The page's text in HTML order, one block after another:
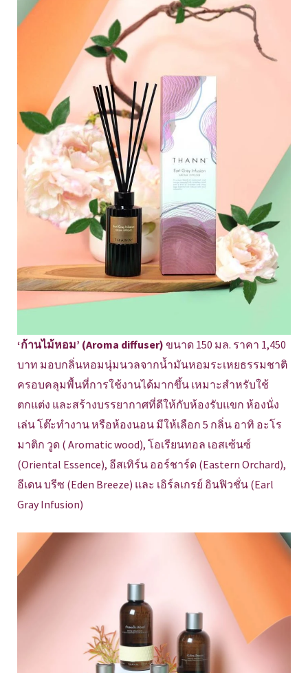
‘ก้านไม้หอม’ (Aroma diffuser) ขนาด 150 มล. ราคา 1,450
บาท มอบกลิ่นหอมนุ่มนวลจากน้ำมันหอมระเหยธรรมชาติ
ครอบคลุมพื้นที่การใช้งานได้มากขึ้น เหมาะสำหรับใช้
ตกแต่ง และสร้างบรรยากาศที่ดีให้กับห้องรับแขก ห้องนั่ง
เล่น โต๊ะทำงาน หรือห้องนอน มีให้เลือก 5 กลิ่น อาทิ อะโร
มาติก วูด ( Aromatic wood), โอเรียนทอล เอสเซ้นซ์
(Oriental Essence), อีสเทิร์น ออร์ชาร์ด (Eastern Orchard),
อีเดน บรีซ (Eden Breeze) และ เอิร์ลเกรย์ อินฟิวชั่น (Earl
Gray Infusion)